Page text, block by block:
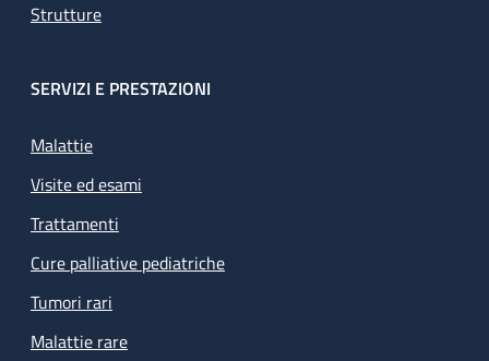
Strutture
SERVIZI E PRESTAZIONI
Malattie
Visite ed esami
Trattamenti
Cure palliative pediatriche
Tumori rari
Malattie rare